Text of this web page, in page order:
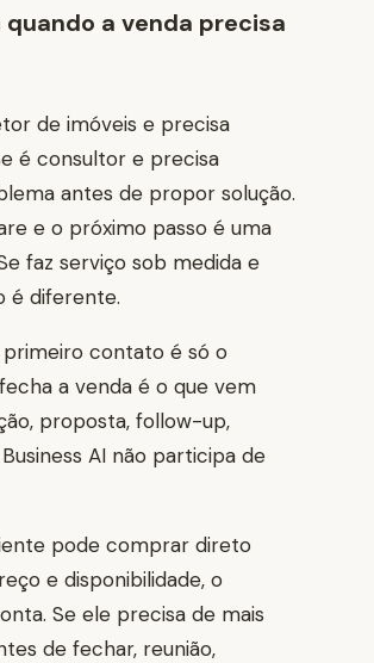
quando a venda precisa
de imóveis e precisa
é consultor e precisa
antes de propor solução.
e o próximo passo é uma
faz serviço sob medida e
é diferente.
primeiro contato é só o
a venda é o que vem
proposta, follow-up,
AI não participa de
pode comprar direto
e disponibilidade, o
Se ele precisa de mais
de fechar, reunião,